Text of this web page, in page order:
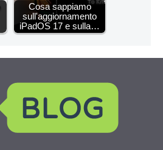
Cosa sappiamo
sull'aggiornamento
iPadOS 17 e sulla…